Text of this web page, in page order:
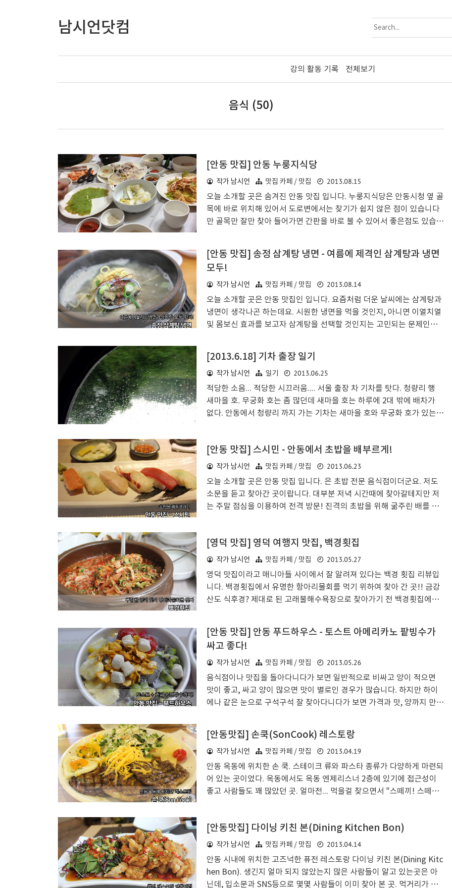
남시언닷컴
강의 활동 기록 전체보기
음식 (50)
[안동 맛집] 안동 누룽지식당
작가 남시언 맛집 카페 / 맛집 2013.08.15
오늘 소개할 곳은 숨겨진 안동 맛집 입니다. 누룽지식당은 안동시청 옆 골
목에 바로 위치해 있어서 도로변에서는 찾기가 쉽지 않은 점이 있습니다
만 골목만 잘만 찾아 들어가면 간판을 바로 볼 수 있어서 좋은점도 있습니
때쯤... 날씨.... 무척이나 더웠었지요. 지금은 장마철이라 약간 수그러든
추세인 것 같은데 당시엔 정말 땀이 삐질삐질... 이러다가 진짜 쓰러지는
거 아닌가 싶어 보신 좀 해야겠다는 열망과 할머님의 강력 추천 + "다른
곳을 갈테면 나는 안갈테다" 스킬 발동으로 인해 방문하게 되었습니다.
지금에 와서 생각해보건대 아무래도 저렴한 가격 때문에 강력 ..
[안동 맛집] 송정 삼계탕 냉면 - 여름에 제격인 삼계탕과 냉면
모두!
작가 남시언 맛집 카페 / 맛집 2013.08.14
오늘 소개할 곳은 안동 맛집인 입니다. 요즘처럼 더운 날씨에는 삼계탕과
냉면이 생각나곤 하는데요. 시원한 냉면을 먹을 것인지, 아니면 이열치열
및 몸보신 효과를 보고자 삼계탕을 선택할 것인지는 고민되는 문제인데,
근방 보다는 도로 접근성이 괜찮으며, 주차하기도 편리하여 운전자 입장
에서는 끌리는 곳이기도 합니다. 주차장 한 켠에 있는 정자(??)에서 커피
한잔을 마시며 잠깐 담소를 나눈 뒤 잠시 누워 있어 보았더니 더운 날씨였
는데도 매우 시원하더군요. 아마 바로 옆에 낙동강, 정확하게는 반변천이
흐르기 때문이 아닌가 싶습니다. 이날은 마침 제가 예비군 훈련 마..
[2013.6.18] 기차 출장 일기
작가 남시언 일기 2013.06.25
적당한 소음... 적당한 시끄러움.... 서울 출장 차 기차를 탓다. 청량리 행
새마을 호. 무궁화 호는 좀 많던데 새마을 호는 하루에 2대 밖에 배차가
없다. 안동에서 청량리 까지 가는 기차는 새마을 호와 무궁화 호가 있는
무려 4시간이 걸렷엇으니 무궁화호가 빨라진 게 확실해 보인다. 그런데도
가격은 8천원이나 차이가난다! 시간 선택 여지가 없으니... (적당한 출발
시간에 있는 것은 새마을 호 뿐이다)울며 겨자 먹을 수 밖에. 매번 버스로
서울을 갔다. 버스로는 3시간. 출장으로 인해 기차를 타고 서울로 가는 것
은이번이 처음인데 기분이 나쁘지는 않다. 기차로..
[안동 맛집] 스시민 - 안동에서 초밥을 배부르게!
작가 남시언 맛집 카페 / 맛집 2013.06.23
오늘 소개할 곳은 안동 맛집 입니다. 은 초밥 전문 음식점이더군요. 저도
소문을 듣고 찾아간 곳이랍니다. 대부분 저녁 시간때에 찾아갈테지만 저
는 주말 점심을 이용하여 전격 방문! 진격의 초밥을 위해 굶주린 배를 움
기에 조금 아쉬운 부분도 있었습니다. 샤부작 샤부작 걸어가는 것도 나쁘
지 않더군요. 조금 덥거나 춥겠지만 말이지요. 메뉴판 촬영은 깜빡하고 못
하였습니다. 점심 메뉴는 스시정식 2만원이며, 저녁메뉴는 스시정식 3만
원으로 기억합니다. 물론 1인당 가격입니다. 저는 스시정식 점심메뉴가
가장 무난하고 양도 많아 보여 그것으로 주문! 에피타이저가 나오고... 물
컹한 ..
[영덕 맛집] 영덕 여행지 맛집, 백경횟집
작가 남시언 맛집 카페 / 맛집 2013.05.27
영덕 맛집이라고 매니아들 사이에서 잘 알려져 있다는 백경 횟집 리뷰입
니다. 백경횟집에서 유명한 항아리물회를 먹기 위하여 찾아 간 곳!! 금강
산도 식후경? 제대로 된 고래불해수욕장으로 찾아가기 전 백경횟집에서
방으로 오기만 하면 쉽게 찾으실 수 있을 듯 합니다. 단지 골목이기에 주
차공간이 협소하여 근처에 차를 대고 들어가야 했습니다. 다행스럽게도
점심시간이 약간 지나 도착해서인지 근처에 주차를 할 수 있었는데요. 점
심시간이나 성수기가 되면 주차할 공간이 거의 없을 것 같긴 하더군요.
"공룡이다!" 입구 수족관에는 다양한 어종을 볼 수 있었는데, 특히나 눈에
띄었던 것은..
[안동 맛집] 안동 푸드하우스 - 토스트 아메리카노 팥빙수가
싸고 좋다!
작가 남시언 맛집 카페 / 맛집 2013.05.26
음식점이나 맛집을 돌아다니다가 보면 일반적으로 비싸고 양이 적으면
맛이 좋고, 싸고 양이 많으면 맛이 별로인 경우가 많습니다. 하지만 하이
에나 같은 눈으로 구석구석 잘 찾아다니다가 보면 가격과 맛, 양까지 만족
이 많지 않은 것 같더군요. 사실 저도 얼마전에 알게 된 곳이네요. 푸드하
우스에는 그렇게 많지 않은 몇가지 메뉴가 있는데요. 그 중에서도 가장 맛
있으면서 추천하고 싶은 메뉴는 역시 토스트, 커피, 팥빙수 입니다! 푸드
하우스의 대표 메뉴 토스트입니다. 저렴한 가격임에도 맛이 좋고, 양도 많
아서 좋더군요. 특히나 하교하는 중고등학생, 대학생, 간편식을 찾는 퇴..
[안동맛집] 손쿡(SonCook) 레스토랑
작가 남시언 맛집 카페 / 맛집 2013.04.19
안동 옥동에 위치한 손 쿡. 스테이크 류와 파스타 종류가 다양하게 마련되
어 있는 곳이었다. 옥동에서도 옥동 엔제리스너 2층에 있기에 접근성이
좋고 사람들도 꽤 많았던 곳. 얼마전... 먹을걸 찾으면서 "스떼끼! 스떼
보나베띠 안동타워 레스토랑 - 크리스마스 특선 그러다가 예전에 옥동에
스테이크를 잘 하는 레스토랑이 하나 생겼다고 하는 풍문이 기억이 나서
직접 찾아가 보았다. 차별화 된 물병. 우리의 목적은 스테이크지만 배를
채우는 것도 있다!! 하여 주문한 음료수. 음료수는 2,000원이며, 약간 환
타 스러운 맛이 난다. 스테이크 먹을 준비 완료! 드디어 나..
[안동맛집] 다이닝 키친 본(Dining Kitchen Bon)
작가 남시언 맛집 카페 / 맛집 2013.04.14
안동 시내에 위치한 고즈넉한 퓨전 레스토랑 다이닝 키친 본(Dining Kitc
hen Bon). 생긴지 얼마 되지 않았는지 많은 사람들이 알고 있는곳은 아
닌데, 입소문과 SNS등으로 몇몇 사람들이 이미 찾아 본 곳. 먹거리가 풍